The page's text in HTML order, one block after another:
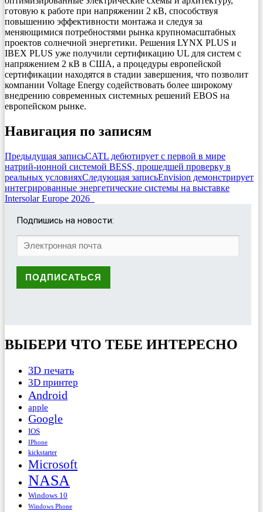
готовую к работе при напряжении 2 кВ, способствуя
повышению эффективности монтажа и следуя за
меняющимися потребностями рынка крупномасштабных
проектов солнечной энергетики. Решения LYNX PLUS и
IBEX PLUS уже получили сертификацию UL для систем с
напряжением 2 кВ в США, а процедуры европейской
сертификации находятся в стадии завершения, что позволит
компании Voltage Energy содействовать более широкому
внедрению современных системных решений EBOS на
европейском рынке.
Навигация по записям
Предыдущая записьCATL дебютирует с первой в мире
натрий-ионной системой BESS, прошедшей проверку в
реальных условияхСледующая записьEnvision демонстрирует
интегрированные энергетические системы на выставке
Intersolar Europe 2026
Подпишись на новости:
ВЫБЕРИ ЧТО ТЕБЕ ИНТЕРЕСНО
3D печать
3D принтер
Android
apple
Google
IOS
IPhone
kickstarter
Microsoft
NASA
Windows 10
Windows Phone